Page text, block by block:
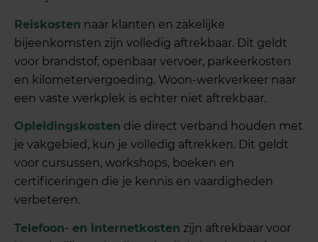
Reiskosten naar klanten en zakelijke
bijeenkomsten zijn volledig aftrekbaar. Dit geldt
voor brandstof, openbaar vervoer, parkeerkosten
en kilometervergoeding. Woon-werkverkeer naar
een vaste werkplek is echter niet aftrekbaar.
Opleidingskosten die direct verband houden met
je vakgebied, kun je volledig aftrekken. Dit geldt
voor cursussen, workshops, boeken en
certificeringen die je kennis en vaardigheden
verbeteren.
Telefoon- en internetkosten zijn aftrekbaar voor